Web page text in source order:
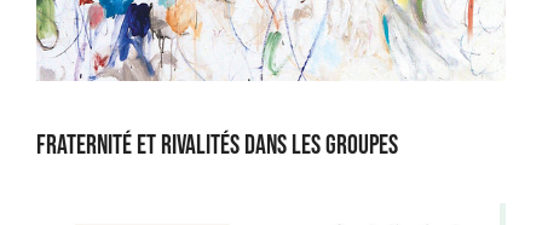
Fraternité et rivalités dans les groupes